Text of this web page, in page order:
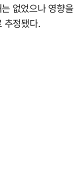
없었으나 영향을
추정됐다.